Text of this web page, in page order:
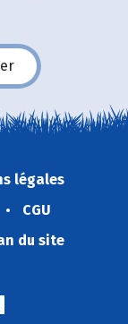
légales
CGU
du site